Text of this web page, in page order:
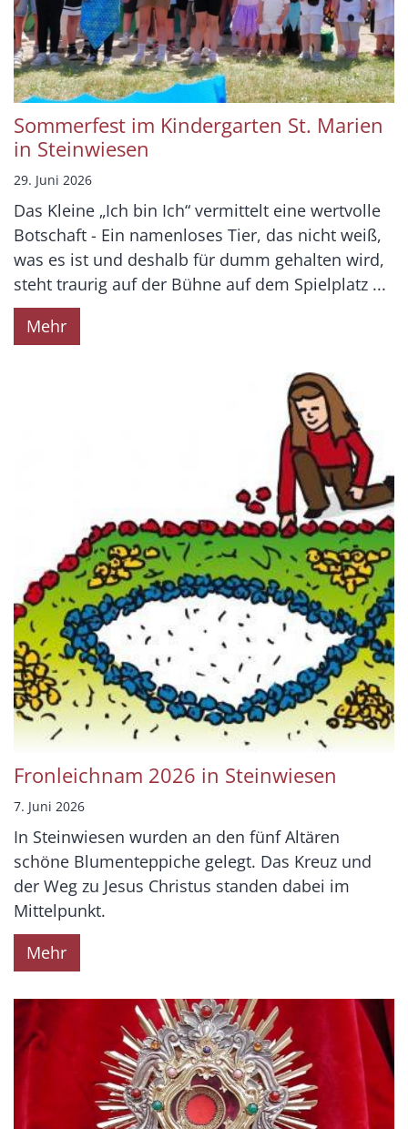
Sommerfest im Kindergarten St. Marien
in Steinwiesen
29. Juni 2026
Das Kleine „Ich bin Ich“ vermittelt eine wertvolle
Botschaft - Ein namenloses Tier, das nicht weiß,
was es ist und deshalb für dumm gehalten wird,
steht traurig auf der Bühne auf dem Spielplatz ...
Mehr
Fronleichnam 2026 in Steinwiesen
7. Juni 2026
In Steinwiesen wurden an den fünf Altären
schöne Blumenteppiche gelegt. Das Kreuz und
der Weg zu Jesus Christus standen dabei im
Mittelpunkt.
Mehr